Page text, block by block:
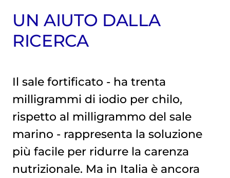
UN AIUTO DALLA
RICERCA
Il sale fortificato - ha trenta
milligrammi di iodio per chilo,
rispetto al milligrammo del sale
marino - rappresenta la soluzione
più facile per ridurre la carenza
nutrizionale. Ma in Italia è ancora